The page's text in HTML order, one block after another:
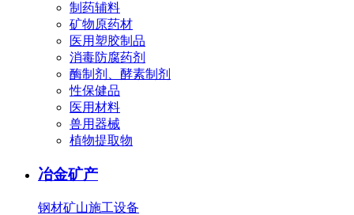
制药辅料
矿物原药材
医用塑胶制品
消毒防腐药剂
酶制剂、酵素制剂
性保健品
医用材料
兽用器械
植物提取物
冶金矿产
钢材矿山施工设备